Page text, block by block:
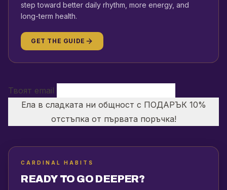
step toward better daily rhythm, more energy, and
long-term health.
GET THE GUIDE
Твоят email
Ела в сладката ни общност с ПОДАРЪК 10%
отстъпка от първата поръчка!
CARDINAL HABITS
READY TO GO DEEPER?